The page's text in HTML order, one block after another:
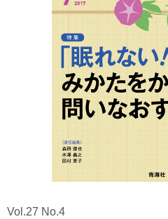
Vol.27 No.4